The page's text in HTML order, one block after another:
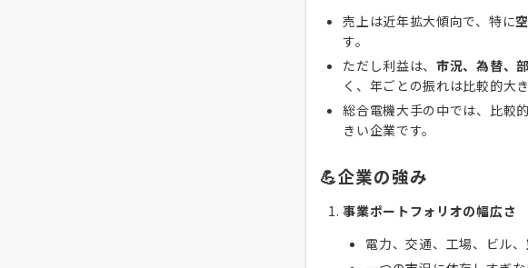
売上は近年拡大傾向で、特に
す。
ただし利益は、市況、為替、
く、年ごとの振れは比較的大き
総合電機大手の中では、比較的
きい企業です。
💪企業の強み
事業ポートフォリオの幅広さ
電力、交通、工場、ビル